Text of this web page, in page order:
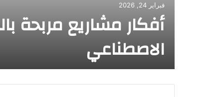
فبراير 24, 2026
أفكار مشاريع مربحة
الاصطناعي